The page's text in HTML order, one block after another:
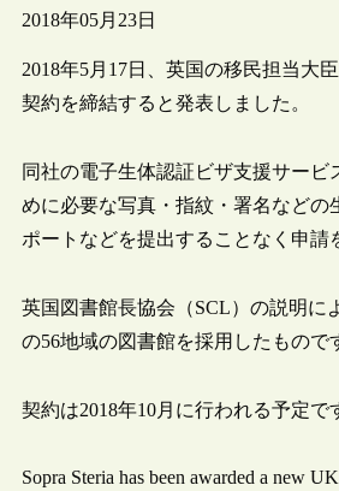
2018年05月23日
2018年5月17日、英国の移民担当大
契約を締結すると発表しました。
同社の電子生体認証ビザ支援サー
めに必要な写真・指紋・署名など
ポートなどを提出することなく申請
英国図書館長協会（SCL）の説明に
の56地域の図書館を採用したもので
契約は2018年10月に行われる予定で
Sopra Steria has been awarded a new